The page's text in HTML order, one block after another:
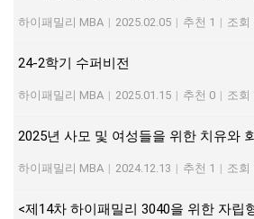
하이패밀리 MBA | 2025.02.05 | 추천 1 | 조회
24-2학기 수퍼비전
하이패밀리 MBA | 2025.01.15 | 추천 0 | 조회
2025년 사모 및 여성들을 위한 치유와
하이패밀리 MBA | 2024.12.13 | 추천 1 | 조회
<제14차 하이패밀리 3040을 위한 자립